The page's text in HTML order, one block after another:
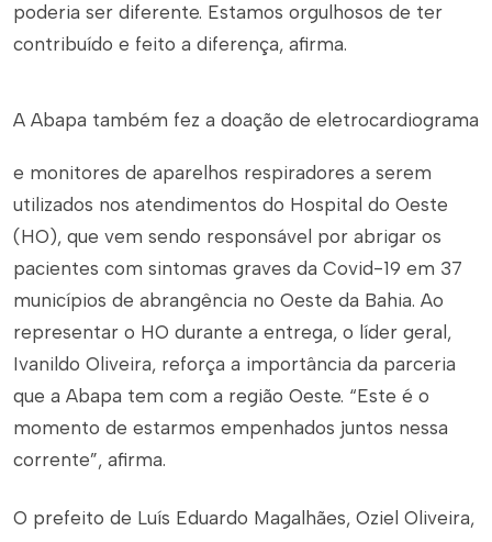
poderia ser diferente. Estamos orgulhosos de ter
contribuído e feito a diferença, afirma.
A Abapa também fez a doação de eletrocardiograma
e monitores de aparelhos respiradores a serem
utilizados nos atendimentos do Hospital do Oeste
(HO), que vem sendo responsável por abrigar os
pacientes com sintomas graves da Covid-19 em 37
municípios de abrangência no Oeste da Bahia. Ao
representar o HO durante a entrega, o líder geral,
Ivanildo Oliveira, reforça a importância da parceria
que a Abapa tem com a região Oeste. “Este é o
momento de estarmos empenhados juntos nessa
corrente”, afirma.
O prefeito de Luís Eduardo Magalhães, Oziel Oliveira,